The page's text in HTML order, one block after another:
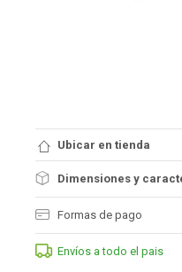
Ubicar en tienda
Dimensiones y
Formas de pago
Envíos a todo el pais